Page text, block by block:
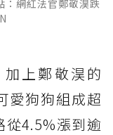
：網紅法官鄭敬淏跌
上鄭敬淏的
愛狗狗組成超
從4.5%漲到逾